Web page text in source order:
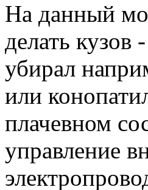
На данный
делать кузов
убирал
или
плачевном
управление